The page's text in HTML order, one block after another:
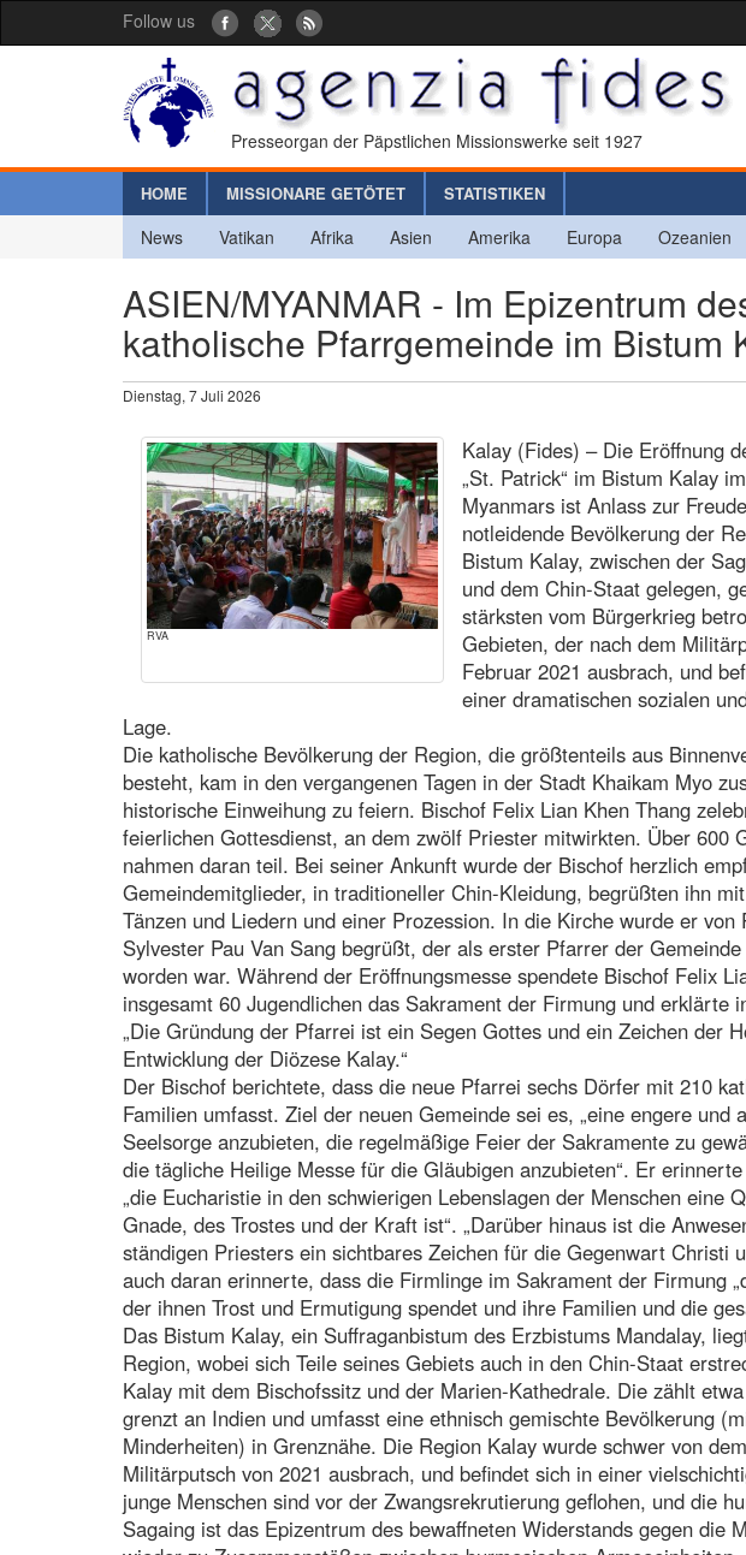
Follow us
Presseorgan der Päpstlichen Missionswerke seit 1927
HOME MISSIONARE GETÖTET STATISTIKEN
News Vatikan Afrika Asien Amerika Europa Ozeanien
ASIEN/MYANMAR - Im Epizentrum
katholische Pfarrgemeinde im Bistum
Dienstag, 7 Juli 2026
RVA
Kalay (Fides) – Die Eröffnung
„St. Patrick“ im Bistum Kalay
Myanmars ist Anlass zur
notleidende Bevölkerung der
Bistum Kalay, zwischen der
und dem Chin-Staat gelegen,
stärksten vom Bürgerkrieg
Gebieten, der nach dem
Februar 2021 ausbrach, und
einer dramatischen sozialen
Lage.
Die katholische Bevölkerung der Region, die größtenteils aus
besteht, kam in den vergangenen Tagen in der Stadt Khaikam Myo
historische Einweihung zu feiern. Bischof Felix Lian Khen Thang
feierlichen Gottesdienst, an dem zwölf Priester mitwirkten. Über 600
nahmen daran teil. Bei seiner Ankunft wurde der Bischof herzlich
Gemeindemitglieder, in traditioneller Chin-Kleidung, begrüßten ihn
Tänzen und Liedern und einer Prozession. In die Kirche wurde er von
Sylvester Pau Van Sang begrüßt, der als erster Pfarrer der
worden war. Während der Eröffnungsmesse spendete Bischof Felix
insgesamt 60 Jugendlichen das Sakrament der Firmung und erklärte
„Die Gründung der Pfarrei ist ein Segen Gottes und ein Zeichen der
Entwicklung der Diözese Kalay.“
Der Bischof berichtete, dass die neue Pfarrei sechs Dörfer mit 210
Familien umfasst. Ziel der neuen Gemeinde sei es, „eine engere und
Seelsorge anzubieten, die regelmäßige Feier der Sakramente zu
die tägliche Heilige Messe für die Gläubigen anzubieten“. Er
„die Eucharistie in den schwierigen Lebenslagen der Menschen eine
Gnade, des Trostes und der Kraft ist“. „Darüber hinaus ist die
ständigen Priesters ein sichtbares Zeichen für die Gegenwart Christi
auch daran erinnerte, dass die Firmlinge im Sakrament der Firmung
der ihnen Trost und Ermutigung spendet und ihre Familien und die
Das Bistum Kalay, ein Suffraganbistum des Erzbistums Mandalay,
Region, wobei sich Teile seines Gebiets auch in den Chin-Staat
Kalay mit dem Bischofssitz und der Marien-Kathedrale. Die zählt
grenzt an Indien und umfasst eine ethnisch gemischte Bevölkerung
Minderheiten) in Grenznähe. Die Region Kalay wurde schwer von
Militärputsch von 2021 ausbrach, und befindet sich in einer
junge Menschen sind vor der Zwangsrekrutierung geflohen, und die
Sagaing ist das Epizentrum des bewaffneten Widerstands gegen die